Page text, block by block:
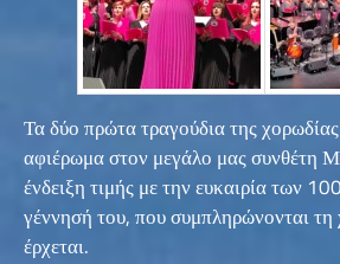
Τα δύο πρώτα τραγούδια της
αφιέρωμα στον μεγάλο μας συνθέτη
ένδειξη τιμής με την ευκαιρία των
γέννησή του, που συμπληρώνονται τη
έρχεται.